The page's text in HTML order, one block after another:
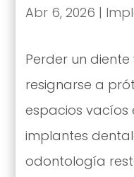
Abr 6, 2026 |
Perder un
resignarse a
espacios vacíos
implantes
odontología